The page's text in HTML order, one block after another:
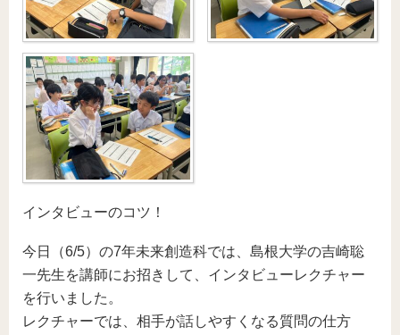
インタビューのコツ！
今日（6/5）の7年未来創造科では、島根大学の吉崎聡
一先生を講師にお招きして、インタビューレクチャー
を行いました。
レクチャーでは、相手が話しやすくなる質問の仕方